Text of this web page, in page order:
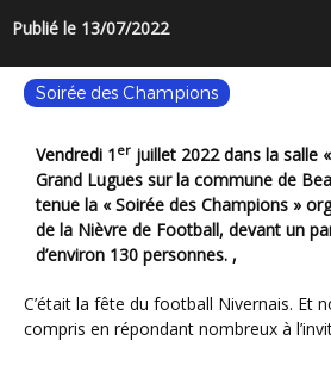
Publié le 13/07/2022
Soirée des Champions
Vendredi 1 er juillet 2022 dans la salle
Grand Lugues sur la commune de
tenue la « Soirée des Champions »
de la Nièvre de Football, devant un
d’environ 130 personnes. ,
C’était la fête du football Nivernais. Et nos clubs l’avait bien
compris en répondant nombreux à